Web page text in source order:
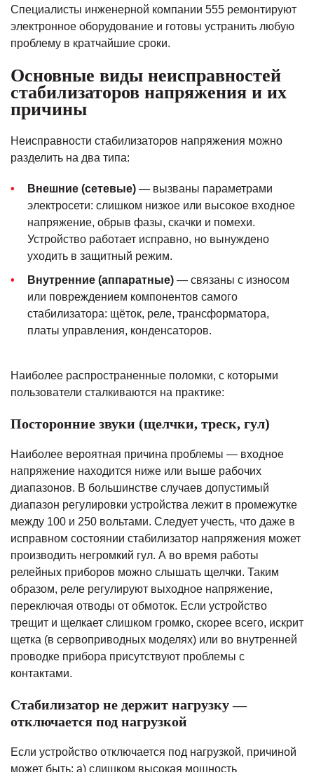
Специалисты инженерной компании 555 ремонтируют
электронное оборудование и готовы устранить любую
проблему в кратчайшие сроки.
Основные виды неисправностей
стабилизаторов напряжения и их
причины
Неисправности стабилизаторов напряжения можно
разделить на два типа:
Внешние (сетевые) — вызваны параметрами
электросети: слишком низкое или высокое входное
напряжение, обрыв фазы, скачки и помехи.
Устройство работает исправно, но вынуждено
уходить в защитный режим.
Внутренние (аппаратные) — связаны с износом
или повреждением компонентов самого
стабилизатора: щёток, реле, трансформатора,
платы управления, конденсаторов.
Наиболее распространенные поломки, с которыми
пользователи сталкиваются на практике:
Посторонние звуки (щелчки, треск, гул)
Наиболее вероятная причина проблемы — входное
напряжение находится ниже или выше рабочих
диапазонов. В большинстве случаев допустимый
диапазон регулировки устройства лежит в промежутке
между 100 и 250 вольтами. Следует учесть, что даже в
исправном состоянии стабилизатор напряжения может
производить негромкий гул. А во время работы
релейных приборов можно слышать щелчки. Таким
образом, реле регулируют выходное напряжение,
переключая отводы от обмоток. Если устройство
трещит и щелкает слишком громко, скорее всего, искрит
щетка (в сервоприводных моделях) или во внутренней
проводке прибора присутствуют проблемы с
контактами.
Стабилизатор не держит нагрузку —
отключается под нагрузкой
Если устройство отключается под нагрузкой, причиной
может быть: а) слишком высокая мощность